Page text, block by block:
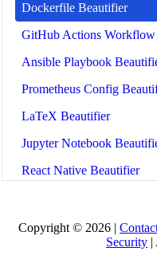
Dockerfile Beautifier
GitHub Actions
Ansible Playbook
Prometheus Config
LaTeX Beautifier
Jupyter Notebook
React Native Beautifier
Tailwind CSS Beautifier
Copyright © 2026 |
Security |